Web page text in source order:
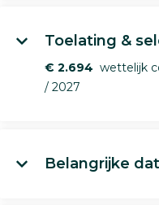
Toelating &
€ 2.694 wettelijk
/ 2027
Belangrijke